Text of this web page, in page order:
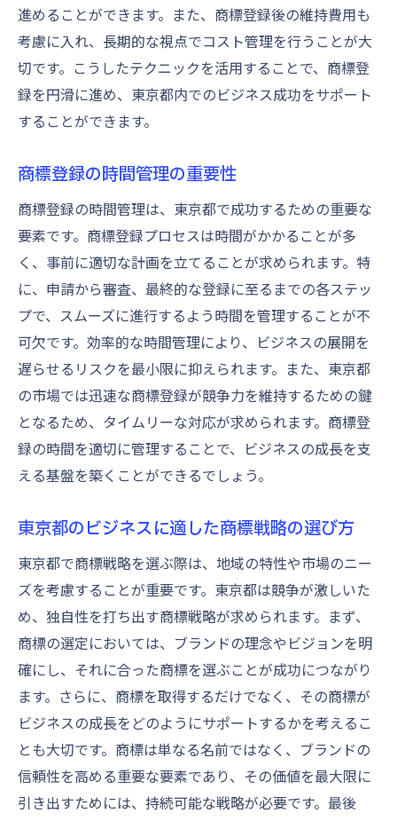
進めることができます。また、商標登録後の維持費用も
考慮に入れ、長期的な視点でコスト管理を行うことが大
切です。こうしたテクニックを活用することで、商標登
録を円滑に進め、東京都内でのビジネス成功をサポート
することができます。
商標登録の時間管理の重要性
商標登録の時間管理は、東京都で成功するための重要な
要素です。商標登録プロセスは時間がかかることが多
く、事前に適切な計画を立てることが求められます。特
に、申請から審査、最終的な登録に至るまでの各ステッ
プで、スムーズに進行するよう時間を管理することが不
可欠です。効率的な時間管理により、ビジネスの展開を
遅らせるリスクを最小限に抑えられます。また、東京都
の市場では迅速な商標登録が競争力を維持するための鍵
となるため、タイムリーな対応が求められます。商標登
録の時間を適切に管理することで、ビジネスの成長を支
える基盤を築くことができるでしょう。
東京都のビジネスに適した商標戦略の選び方
東京都で商標戦略を選ぶ際は、地域の特性や市場のニー
ズを考慮することが重要です。東京都は競争が激しいた
め、独自性を打ち出す商標戦略が求められます。まず、
商標の選定においては、ブランドの理念やビジョンを明
確にし、それに合った商標を選ぶことが成功につながり
ます。さらに、商標を取得するだけでなく、その商標が
ビジネスの成長をどのようにサポートするかを考えるこ
とも大切です。商標は単なる名前ではなく、ブランドの
信頼性を高める重要な要素であり、その価値を最大限に
引き出すためには、持続可能な戦略が必要です。最後